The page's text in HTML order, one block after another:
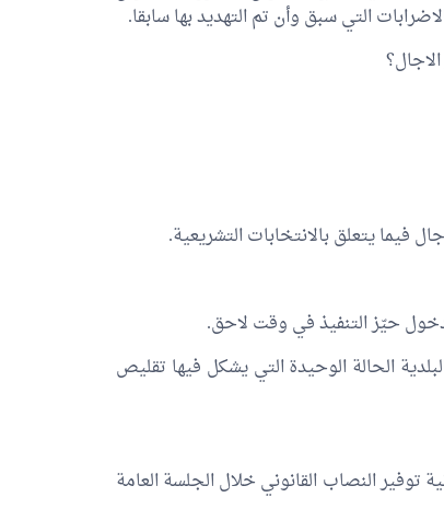
التي سبق وأن تم التهديد بها سابقا.
فيما يتعلق بالانتخابات التشريعية.
الحالة الوحيدة التي يشكل فيها تقليص
توفير النصاب القانوني خلال الجلسة العامة